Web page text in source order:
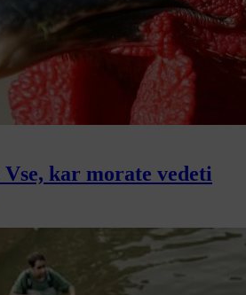
kar morate vedeti